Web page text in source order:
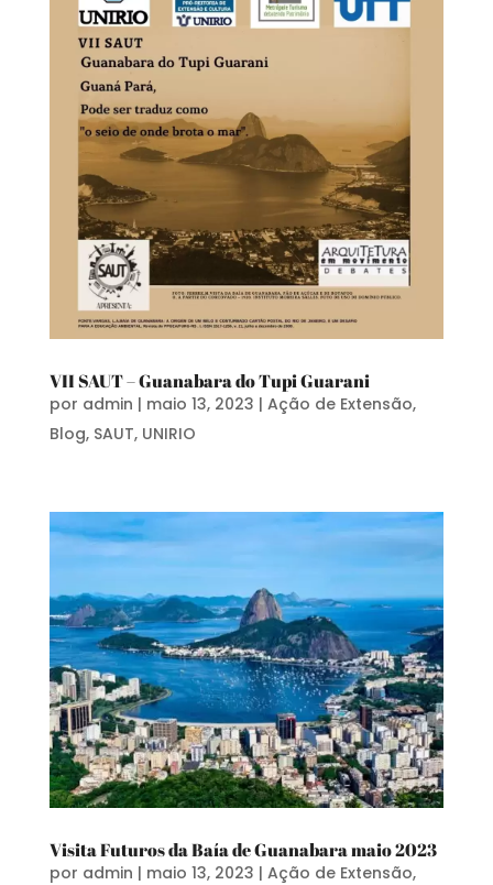
VII SAUT – Guanabara do Tupi Guarani
por admin | maio 13, 2023 | Ação de Extensão,
Blog, SAUT, UNIRIO
Visita Futuros da Baía de Guanabara maio 2023
por admin | maio 13, 2023 | Ação de Extensão,